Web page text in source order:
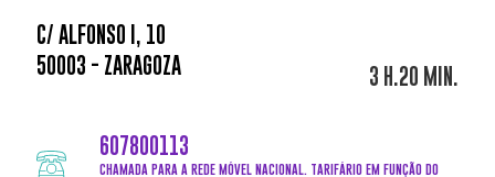
C/ ALFONSO I, 10
50003 - ZARAGOZA
3 H.20 MIN.
607800113
CHAMADA PARA A REDE MÓVEL NACIONAL. TARIFÁRIO EM FUNÇÃO DO